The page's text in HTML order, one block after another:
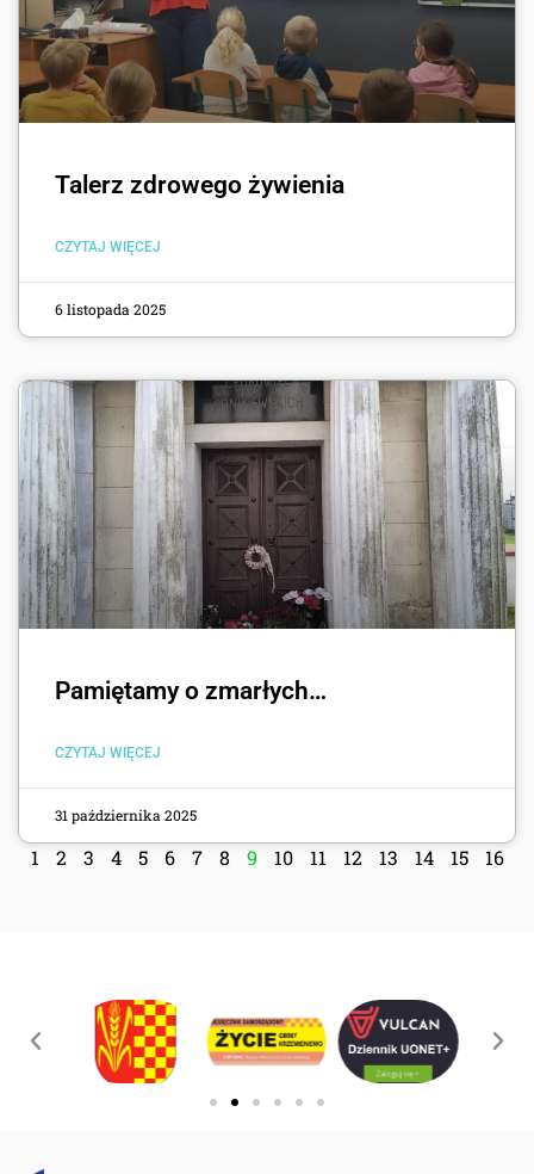
Talerz zdrowego żywienia
CZYTAJ WIĘCEJ
6 listopada 2025
Pamiętamy o zmarłych…
CZYTAJ WIĘCEJ
31 października 2025
1 2 3 4 5 6 7 8 9 10 11 12 13 14 15 16